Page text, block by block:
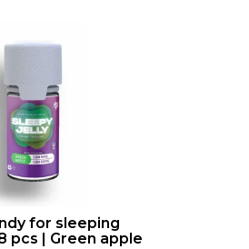
for sleeping
pcs | Green apple